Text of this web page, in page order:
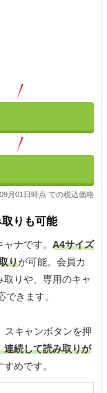
月01日時点 での税込価格
りも可能
ナです。 A4サイズ
りが可能。会員カ
りや、専用のキャ
きます。
スキャンボタンを押
連続して読み取りが
めです。